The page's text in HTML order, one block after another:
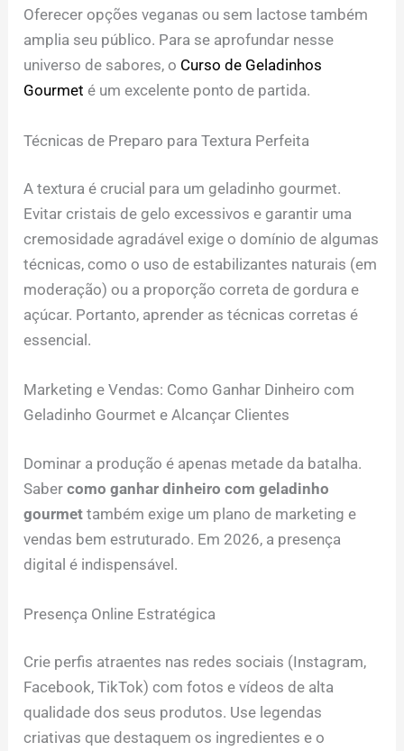
Oferecer opções veganas ou sem lactose também
amplia seu público. Para se aprofundar nesse
universo de sabores, o Curso de Geladinhos
Gourmet é um excelente ponto de partida.
Técnicas de Preparo para Textura Perfeita
A textura é crucial para um geladinho gourmet.
Evitar cristais de gelo excessivos e garantir uma
cremosidade agradável exige o domínio de algumas
técnicas, como o uso de estabilizantes naturais (em
moderação) ou a proporção correta de gordura e
açúcar. Portanto, aprender as técnicas corretas é
essencial.
Marketing e Vendas: Como Ganhar Dinheiro com
Geladinho Gourmet e Alcançar Clientes
Dominar a produção é apenas metade da batalha.
Sabercomo ganhar dinheiro com geladinho
gourmet também exige um plano de marketing e
vendas bem estruturado. Em 2026, a presença
digital é indispensável.
Presença Online Estratégica
Crie perfis atraentes nas redes sociais (Instagram,
Facebook, TikTok) com fotos e vídeos de alta
qualidade dos seus produtos. Use legendas
criativas que destaquem os ingredientes e o